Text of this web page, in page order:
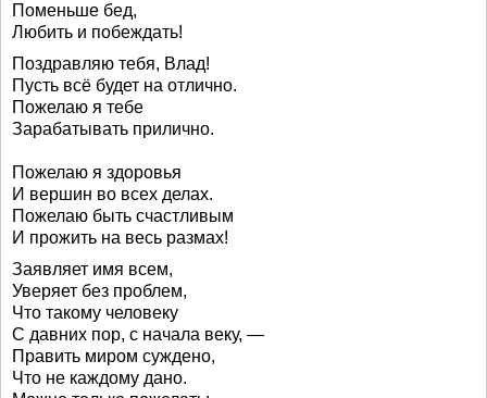
Поменьше бед,
Любить и побеждать!
Поздравляю тебя, Влад!
Пусть всё будет на отлично.
Пожелаю я тебе
Зарабатывать прилично.
Пожелаю я здоровья
И вершин во всех делах.
Пожелаю быть счастливым
И прожить на весь размах!
Заявляет имя всем,
Уверяет без проблем,
Что такому человеку
С давних пор, с начала веку, —
Править миром суждено,
Что не каждому дано.